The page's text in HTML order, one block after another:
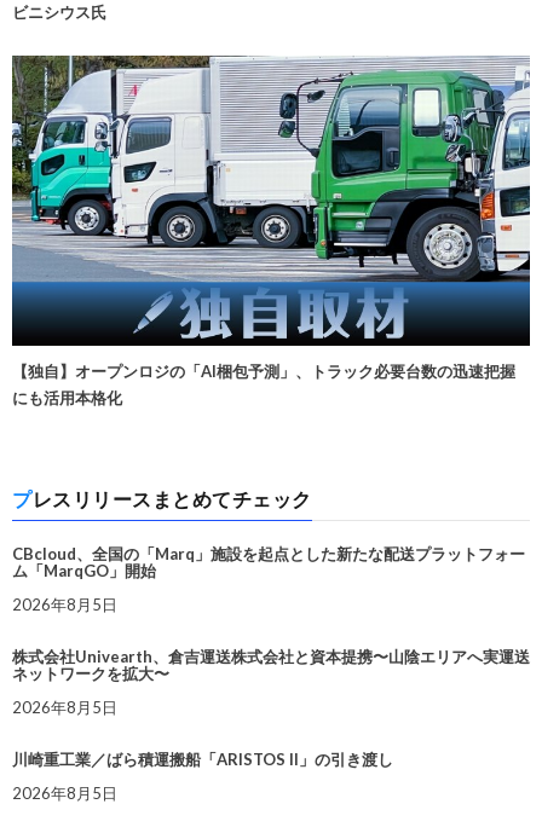
ビニシウス氏
【独自】オープンロジの「AI梱包予測」、トラック必要台数の迅速把握
にも活用本格化
プレスリリースまとめてチェック
CBcloud、全国の「Marq」施設を起点とした新たな配送プラットフォー
ム「MarqGO」開始
2026年8月5日
株式会社Univearth、倉吉運送株式会社と資本提携〜山陰エリアへ実運送
ネットワークを拡大〜
2026年8月5日
川崎重工業／ばら積運搬船「ARISTOS II」の引き渡し
2026年8月5日